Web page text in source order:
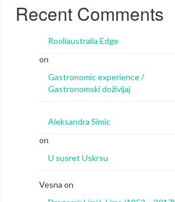
Recent Comments
Rooliaustralia Edge
on
Gastronomic experience /
Gastronomski doživljaj
Aleksandra Simic
on
U susret Uskrsu
Vesna on